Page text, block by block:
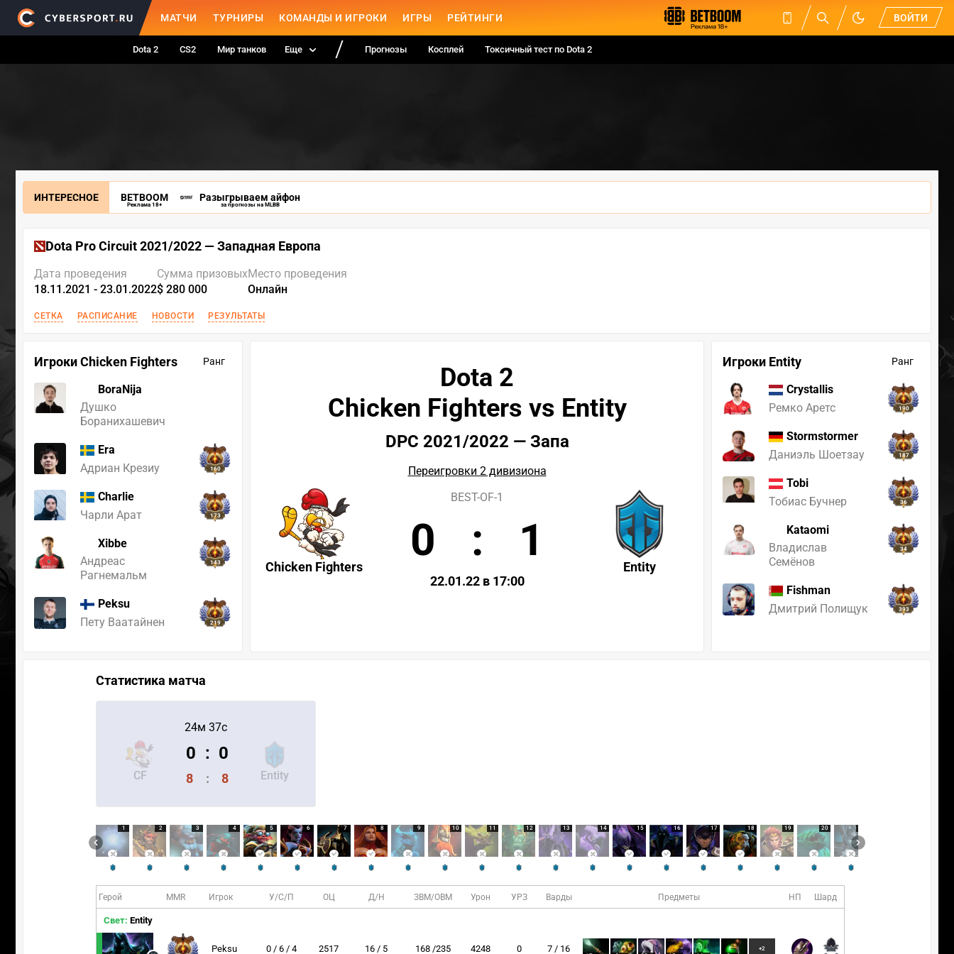
МАТЧИ ТУРНИРЫ КОМАНДЫ И ИГРОКИ ИГРЫ РЕЙТИНГИ ВОЙТИ
Dota 2 CS2 Мир танков Еще Прогнозы Косплей Токсичный тест по Dota 2
ИНТЕРЕСНОЕ BETBOOM
Реклама 18+
Разыгрываем айфон
за прогнозы на MLBB
Dota Pro Circuit 2021/2022 — Западная Европа
Дата проведения
18.11.2021 - 23.01.2022
Сумма призовых
$ 280 000
Место проведения
Онлайн
СЕТКА РАСПИСАНИЕ НОВОСТИ РЕЗУЛЬТАТЫ
Игроки Chicken Fighters Ранг
BoraNija
Душко
Боранихашевич
Era
Адриан Крезиу
160
Charlie
Чарли Арат
173
Xibbe
Андреас
Рагнемальм
143
Peksu
Пету Ваатайнен
219
Игроки Entity Ранг
Crystallis
Ремко Аретс
190
Stormstormer
Даниэль Шоетзау
187
Tobi
Тобиас Бучнер
36
Kataomi
Владислав
Семёнов
34
Fishman
Дмитрий Полищук
393
Dota 2
Chicken Fighters vs Entity
DPC 2021/2022 — Запа
Переигровки 2 дивизиона
Chicken Fighters Entity
BEST-OF-1
0 : 1
22.01.22 в 17:00
Статистика матча
24м 37с
CF Entity
0 : 0
8 : 8
1 2 3 4 5 6 7 8 9 10 11 12 13 14 15 16 17 18 19 20
Герой MMR Игрок У/С/П ОЦ Д/Н ЗВМ/ОВМ Урон УРЗ Варды Предметы НП Шард
Свет: Entity
Peksu 0 / 6 / 4 2517 16 / 5 168 /235 4248 0 7 / 16 +2